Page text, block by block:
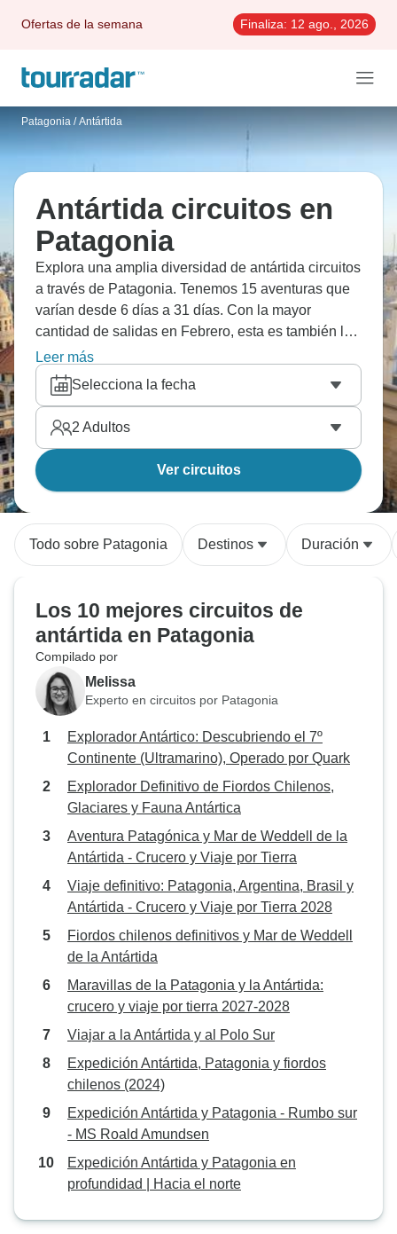
Ofertas de la semana Finaliza: 12 ago., 2026
Patagonia / Antártida
Antártida circuitos en
Patagonia
Explora una amplia diversidad de antártida circuitos
a través de Patagonia. Tenemos 15 aventuras que
varían desde 6 días a 31 días. Con la mayor
cantidad de salidas en Febrero, esta es también la
época más popular del año.
Leer más
Selecciona la fecha
2 Adultos
Ver circuitos
Todo sobre Patagonia Destinos Duración
Los 10 mejores circuitos de
antártida en Patagonia
Compilado por
Melissa
Experto en circuitos por Patagonia
Explorador Antártico: Descubriendo el 7º
Continente (Ultramarino), Operado por Quark
Explorador Definitivo de Fiordos Chilenos,
Glaciares y Fauna Antártica
Aventura Patagónica y Mar de Weddell de la
Antártida - Crucero y Viaje por Tierra
Viaje definitivo: Patagonia, Argentina, Brasil y
Antártida - Crucero y Viaje por Tierra 2028
Fiordos chilenos definitivos y Mar de Weddell
de la Antártida
Maravillas de la Patagonia y la Antártida:
crucero y viaje por tierra 2027-2028
Viajar a la Antártida y al Polo Sur
Expedición Antártida, Patagonia y fiordos
chilenos (2024)
Expedición Antártida y Patagonia - Rumbo sur
- MS Roald Amundsen
Expedición Antártida y Patagonia en
profundidad | Hacia el norte